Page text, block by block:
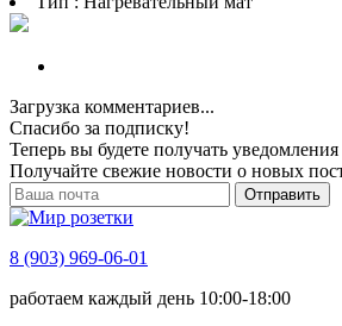
Загрузка комментариев...
Спасибо за подписку!
Теперь вы будете получать
Получайте свежие новости о новых
Отправить
8 (903) 969-06-01
работаем каждый день 10:00-18:00